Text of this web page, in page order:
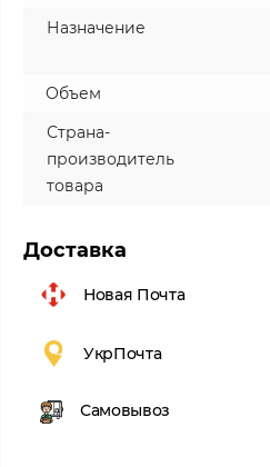
Назначение
Объем
Страна-
производитель
товара
Доставка
Новая Почта
УкрПочта
Самовывоз